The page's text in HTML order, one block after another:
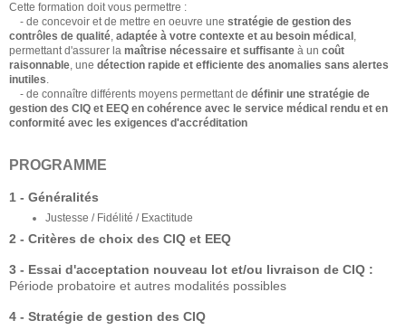
Cette formation doit vous permettre :
- de concevoir et de mettre en oeuvre une stratégie de gestion des
contrôles de qualité, adaptée à votre contexte et au besoin médical ,
permettant d'assurer la maîtrise nécessaire et suffisante à un coût
raisonnable, une détection rapide et efficiente des anomalies sans alertes
inutiles.
- de connaître différents moyens permettant de définir une stratégie de
gestion des CIQ et EEQ en cohérence avec le service médical rendu et en
conformité avec les exigences d'accréditation
PROGRAMME
1 - Généralités
Justesse / Fidélité / Exactitude
2 - Critères de choix des CIQ et EEQ
3 - Essai d'acceptation nouveau lot et/ou livraison de CIQ :
Période probatoire et autres modalités possibles
4 - Stratégie de gestion des CIQ